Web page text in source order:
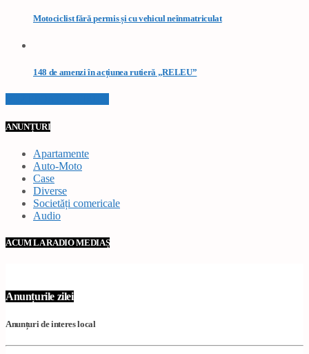
Motociclist fără permis și cu vehicul neînmatriculat
148 de amenzi în acțiunea rutieră „RELEU”
ANUNȚURI
Apartamente
Auto-Moto
Case
Diverse
Societăți comericale
Audio
ACUM LA RADIO MEDIAȘ
Anunțurile zilei
Anunțuri de interes local